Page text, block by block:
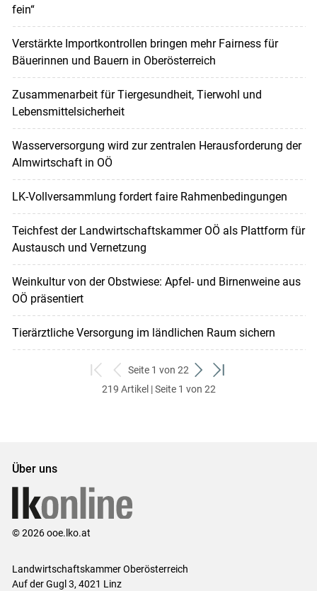
fein“
Verstärkte Importkontrollen bringen mehr Fairness für
Bäuerinnen und Bauern in Oberösterreich
Zusammenarbeit für Tiergesundheit, Tierwohl und
Lebensmittelsicherheit
Wasserversorgung wird zur zentralen Herausforderung der
Almwirtschaft in OÖ
LK-Vollversammlung fordert faire Rahmenbedingungen
Teichfest der Landwirtschaftskammer OÖ als Plattform für
Austausch und Vernetzung
Weinkultur von der Obstwiese: Apfel- und Birnenweine aus
OÖ präsentiert
Tierärztliche Versorgung im ländlichen Raum sichern
zum
ersten
zurück
zum
Seite 1 von 22
weiter
zum
zum
219 Artikel | Seite 1 von 22
Über uns
© 2026 ooe.lko.at
Landwirtschaftskammer Oberösterreich
Auf der Gugl 3, 4021 Linz